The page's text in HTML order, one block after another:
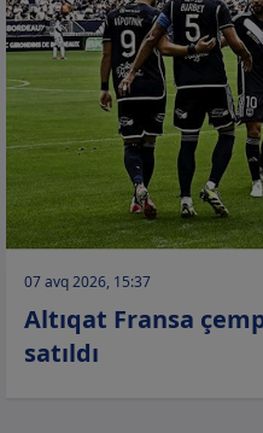
07 avq 2026, 15:37
Altıqat Fransa
satıldı